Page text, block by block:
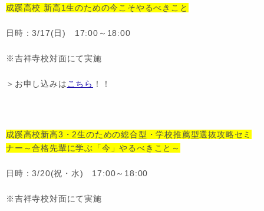
成蹊高校 新高1生のための今こそやるべきこと
日時：3/17(日) 17:00～18:00
※吉祥寺校対面にて実施
＞お申し込みは こちら ！！
成蹊高校新高3・2生のための総合型・学校推薦型選抜攻略セミ
ナー～合格先輩に学ぶ「今」やるべきこと～
日時：3/20(祝・水) 17:00～18:00
※吉祥寺校対面にて実施